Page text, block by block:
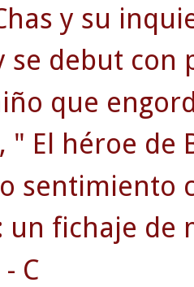
y su
se debut con
que
" El héroe de
sentimiento
un fichaje de
C